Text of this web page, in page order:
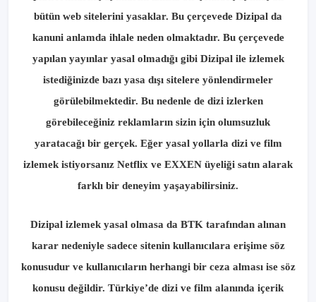
bütün web sitelerini yasaklar. Bu çerçevede Dizipal da
kanuni anlamda ihlale neden olmaktadır. Bu çerçevede
yapılan yayınlar yasal olmadığı gibi Dizipal ile izlemek
istediğinizde bazı yasa dışı sitelere yönlendirmeler
görülebilmektedir. Bu nedenle de dizi izlerken
görebileceğiniz reklamların sizin için olumsuzluk
yaratacağı bir gerçek. Eğer yasal yollarla dizi ve film
izlemek istiyorsanız Netflix ve EXXEN üyeliği satın alarak
farklı bir deneyim yaşayabilirsiniz.
Dizipal izlemek yasal olmasa da BTK tarafından alınan
karar nedeniyle sadece sitenin kullanıcılara erişime söz
konusudur ve kullanıcıların herhangi bir ceza alması ise söz
konusu değildir. Türkiye’de dizi ve film alanında içerik